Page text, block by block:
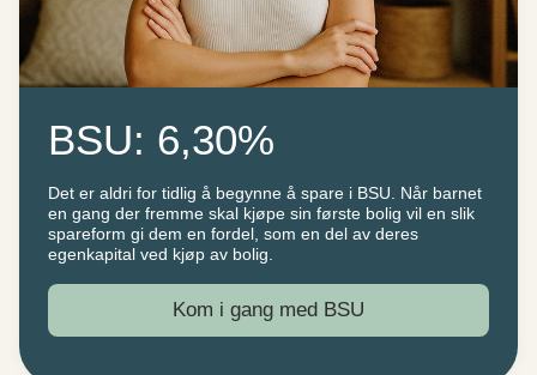
BSU: 6,30%
Det er aldri for tidlig å begynne å spare i BSU. Når barnet
en gang der fremme skal kjøpe sin første bolig vil en slik
spareform gi dem en fordel, som en del av deres
egenkapital ved kjøp av bolig.
Kom i gang med BSU